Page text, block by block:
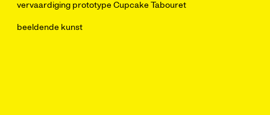
vervaardiging prototype Cupcake Tabouret
beeldende kunst